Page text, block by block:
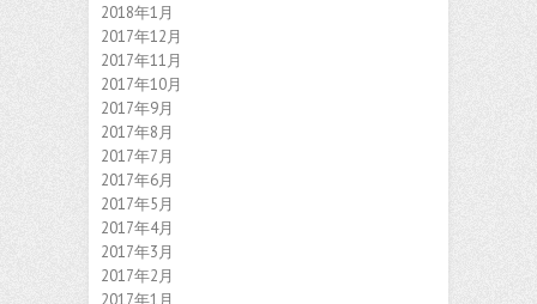
2018年1月
2017年12月
2017年11月
2017年10月
2017年9月
2017年8月
2017年7月
2017年6月
2017年5月
2017年4月
2017年3月
2017年2月
2017年1月